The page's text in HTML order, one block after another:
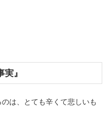
』
は、とても辛くて悲しいも